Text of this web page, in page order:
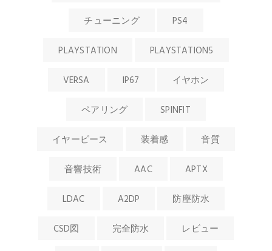
チューニング PS4
PLAYSTATION PLAYSTATION5
VERSA IP67 イヤホン
ペアリング SPINFIT
イヤーピース 装着感 音質
音響技術 AAC APTX
LDAC A2DP 防塵防水
CSD図 完全防水 レビュー